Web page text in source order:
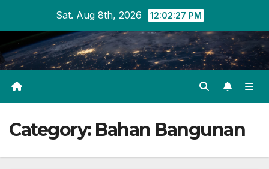
content
Sat. Aug 8th, 2026 12:02:27 PM
Category: Bahan Bangunan